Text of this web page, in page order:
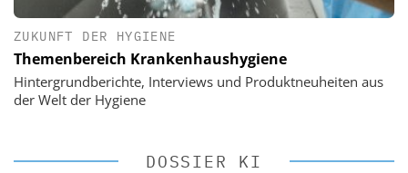
ZUKUNFT DER HYGIENE
Themenbereich Krankenhaushygiene
Hintergrundberichte, Interviews und Produktneuheiten aus
der Welt der Hygiene
DOSSIER KI